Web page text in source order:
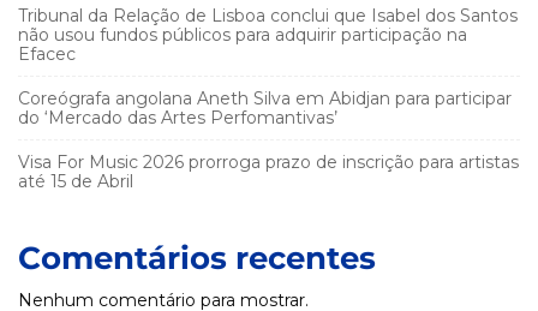
Tribunal da Relação de Lisboa conclui que Isabel dos Santos
não usou fundos públicos para adquirir participação na
Efacec
Coreógrafa angolana Aneth Silva em Abidjan para participar
do ‘Mercado das Artes Perfomantivas’
Visa For Music 2026 prorroga prazo de inscrição para artistas
até 15 de Abril
Comentários recentes
Nenhum comentário para mostrar.